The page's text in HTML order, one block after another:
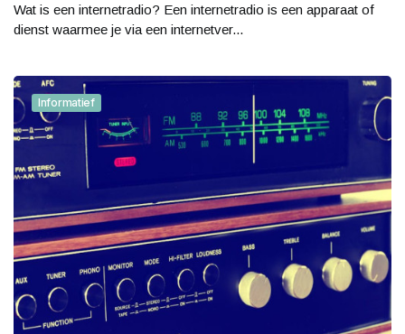
Wat is een internetradio? Een internetradio is een apparaat of
dienst waarmee je via een internetver...
Informatief